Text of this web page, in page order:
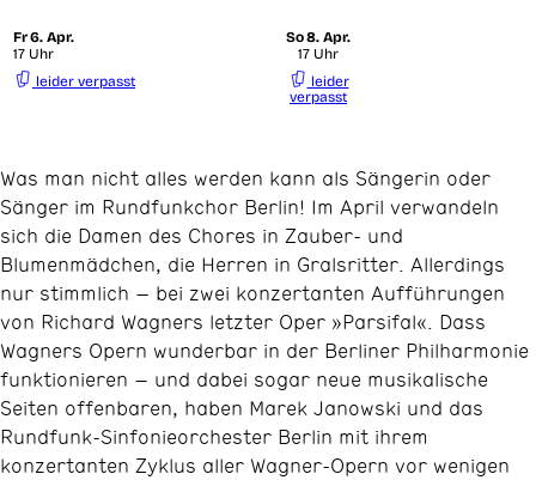
Fr6. Apr.
17 Uhr
leider verpasst
So8. Apr.
17 Uhr
leider
verpasst
Was man nicht alles werden kann als Sängerin oder
Sänger im Rundfunkchor Berlin! Im April verwandeln
sich die Damen des Chores in Zauber- und
Blumenmädchen, die Herren in Gralsritter. Allerdings
nur stimmlich – bei zwei konzertanten Aufführungen
von Richard Wagners letzter Oper »Parsifal«. Dass
Wagners Opern wunderbar in der Berliner Philharmonie
funktionieren – und dabei sogar neue musikalische
Seiten offenbaren, haben Marek Janowski und das
Rundfunk-Sinfonieorchester Berlin mit ihrem
konzertanten Zyklus aller Wagner-Opern vor wenigen